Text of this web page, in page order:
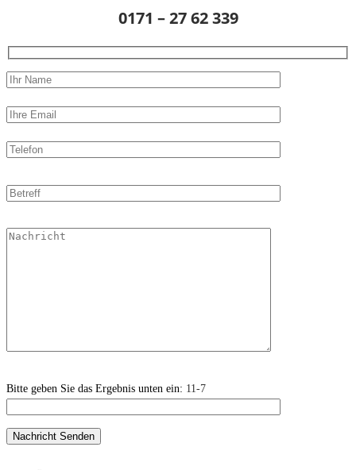
0171 – 27 62 339
Bitte geben Sie das Ergebnis unten ein: 11-7